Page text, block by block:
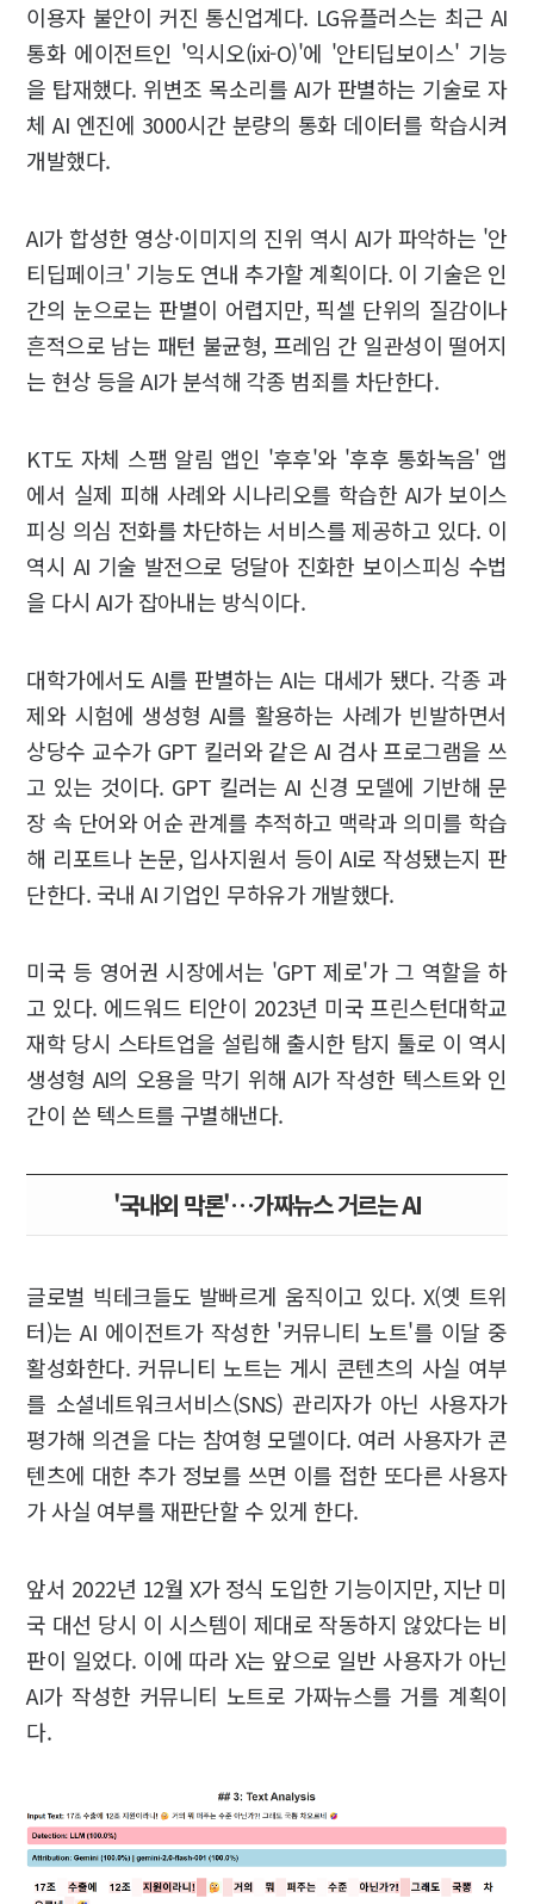
이용자 불안이 커진 통신업계다. LG유플러스는 최근 AI
통화 에이전트인 '익시오(ixi-O)'에 '안티딥보이스' 기능
을 탑재했다. 위변조 목소리를 AI가 판별하는 기술로 자
체 AI 엔진에 3000시간 분량의 통화 데이터를 학습시켜
개발했다.
AI가 합성한 영상·이미지의 진위 역시 AI가 파악하는 '안
티딥페이크' 기능도 연내 추가할 계획이다. 이 기술은 인
간의 눈으로는 판별이 어렵지만, 픽셀 단위의 질감이나
흔적으로 남는 패턴 불균형, 프레임 간 일관성이 떨어지
는 현상 등을 AI가 분석해 각종 범죄를 차단한다.
KT도 자체 스팸 알림 앱인 '후후'와 '후후 통화녹음' 앱
에서 실제 피해 사례와 시나리오를 학습한 AI가 보이스
피싱 의심 전화를 차단하는 서비스를 제공하고 있다. 이
역시 AI 기술 발전으로 덩달아 진화한 보이스피싱 수법
을 다시 AI가 잡아내는 방식이다.
대학가에서도 AI를 판별하는 AI는 대세가 됐다. 각종 과
제와 시험에 생성형 AI를 활용하는 사례가 빈발하면서
상당수 교수가 GPT 킬러와 같은 AI 검사 프로그램을 쓰
고 있는 것이다. GPT 킬러는 AI 신경 모델에 기반해 문
장 속 단어와 어순 관계를 추적하고 맥락과 의미를 학습
해 리포트나 논문, 입사지원서 등이 AI로 작성됐는지 판
단한다. 국내 AI 기업인 무하유가 개발했다.
미국 등 영어권 시장에서는 'GPT 제로'가 그 역할을 하
고 있다. 에드워드 티안이 2023년 미국 프린스턴대학교
재학 당시 스타트업을 설립해 출시한 탐지 툴로 이 역시
생성형 AI의 오용을 막기 위해 AI가 작성한 텍스트와 인
간이 쓴 텍스트를 구별해낸다.
'국내외 막론'…가짜뉴스 거르는 AI
글로벌 빅테크들도 발빠르게 움직이고 있다. X(옛 트위
터)는 AI 에이전트가 작성한 '커뮤니티 노트'를 이달 중
활성화한다. 커뮤니티 노트는 게시 콘텐츠의 사실 여부
를 소셜네트워크서비스(SNS) 관리자가 아닌 사용자가
평가해 의견을 다는 참여형 모델이다. 여러 사용자가 콘
텐츠에 대한 추가 정보를 쓰면 이를 접한 또다른 사용자
가 사실 여부를 재판단할 수 있게 한다.
앞서 2022년 12월 X가 정식 도입한 기능이지만, 지난 미
국 대선 당시 이 시스템이 제대로 작동하지 않았다는 비
판이 일었다. 이에 따라 X는 앞으로 일반 사용자가 아닌
AI가 작성한 커뮤니티 노트로 가짜뉴스를 거를 계획이
다.